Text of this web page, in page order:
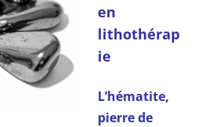
en
lithothérap
ie
L’hématite,
pierre de